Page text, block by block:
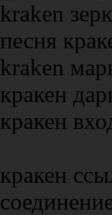
kraken
песня
kraken
кракен
кракен
кракен